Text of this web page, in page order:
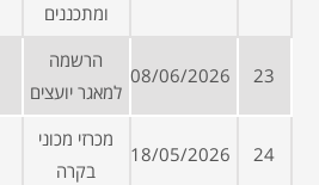
ומתכננים
23
08/06/2026
הרשמה
למאגר יועצים
24
18/05/2026
מכרזי מכוני
בקרה